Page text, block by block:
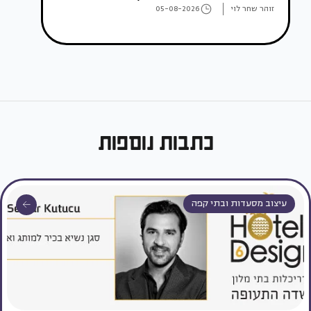
זוהר שחר לוי 05-08-2026
כתבות נוספות
עיצוב מסעדות ובתי קפה